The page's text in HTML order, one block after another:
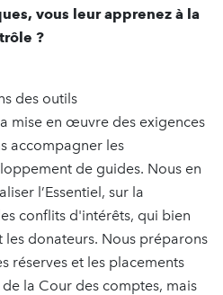
vous leur apprenez à la
?
des outils
mise en œuvre des exigences
accompagner les
de guides. Nous en
l’Essentiel, sur la
conflits d'intérêts, qui bien
donateurs. Nous préparons
réserves et les placements
la Cour des comptes, mais